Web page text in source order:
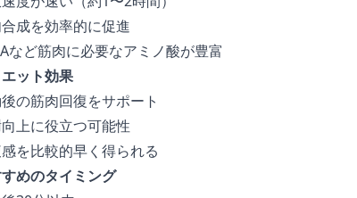
成を効率的に促進
など筋肉に必要なアミノ酸が豊富
ット効果
の筋肉回復をサポート
上に役立つ可能性
を比較的早く得られる
めのタイミング